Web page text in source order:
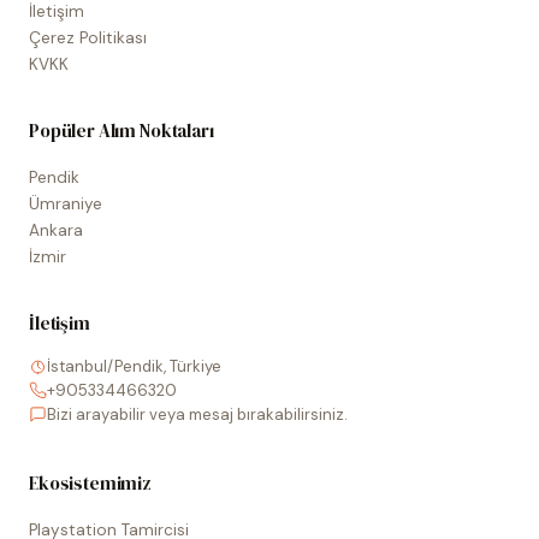
İletişim
Çerez Politikası
KVKK
Popüler Alım Noktaları
Pendik
Ümraniye
Ankara
İzmir
İletişim
İstanbul/Pendik, Türkiye
+905334466320
Bizi arayabilir veya mesaj bırakabilirsiniz.
Ekosistemimiz
Playstation Tamircisi